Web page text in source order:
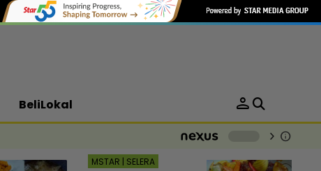
BeliLokal person
chevron_right info
MSTAR | SELERA